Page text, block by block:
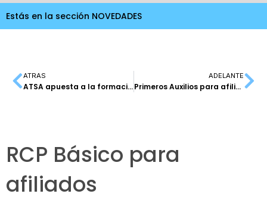
Estás en la sección NOVEDADES
ATRAS
ATSA apuesta a la formación
ADELANTE
Primeros Auxilios para afiliados
RCP Básico para
afiliados